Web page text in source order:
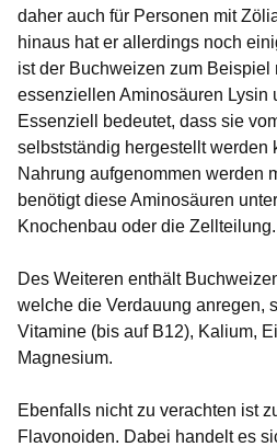
daher auch für Personen mit
hinaus hat er allerdings noch
ist der Buchweizen zum Beispiel
essenziellen Aminosäuren Lysin
Essenziell bedeutet, dass sie
selbstständig hergestellt werden
Nahrung aufgenommen werden
benötigt diese Aminosäuren
Knochenbau oder die Zellteilung.
Des Weiteren enthält
welche die Verdauung anregen,
Vitamine (bis auf B12), Kalium,
Magnesium.
Ebenfalls nicht zu verachten ist
Flavonoiden. Dabei handelt es